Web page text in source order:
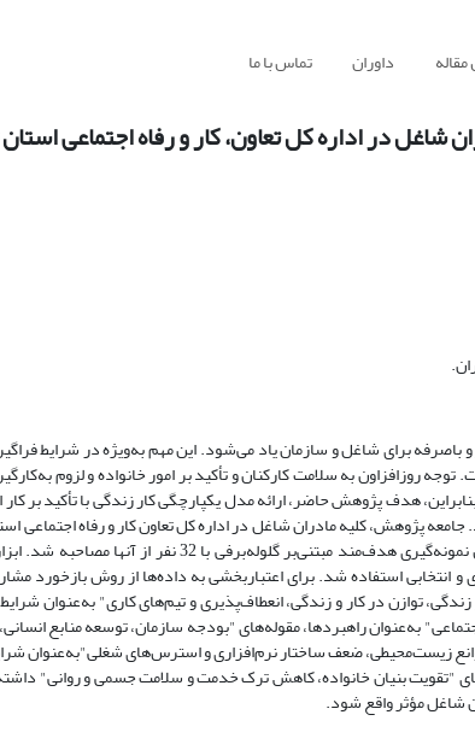
داوران تماس با ما
شاغل در اداره کل تعاون، کار و رفاه اجتماعی
برای شاغل و سازمان یاد می‌شود. این مهم به‌ویژ‌ه در شرایط
روزافزاون به سلامت کارکنان و تأکید بر امور خانواده و لزوم
هدف پژوهش حاضر، ارائه مدل یکپارچگی کار زندگی با تأکید بر کار
پژوهش، کلیه مادران شاغل در اداره کل تعاون کار و رفاه اجتماعی
تجربه انجام کار منعطف را در طول دوران خدمت خود داشتند که با استفاده از روش نمونه‌گیری هدف‌مند
انتخابی استفاده شد. برای اعتباربخشی به داده‌ها از روش بازخورد
توازن در کار و زندگی، انعطاف‌پذیری و تیم‌های کاری" به‌عنوان
به‌عنوان راهبردها، مقوله‌های "بودجه سازمان، توسعه منابع
زیست‌محیطی، ضعف ساختار نرم‌افزاری و استرس‌های شغلی"به‌عنوان
"تقویت بنیان خانواده، کاهش ترک خدمت و سلامت جسمی و روانی"
شاغل مؤثر واقع شود.